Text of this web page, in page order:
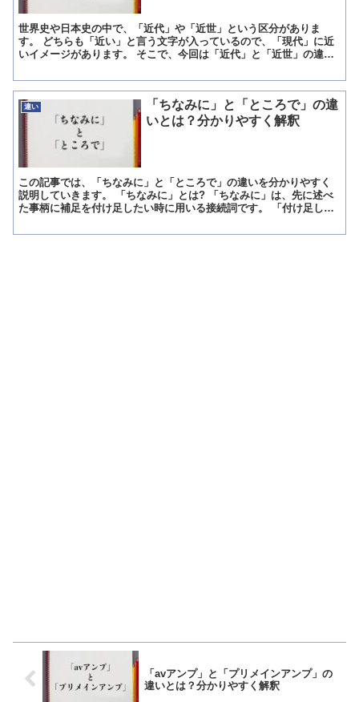
世界史や日本史の中で、「近代」や「近世」という区分がありま
す。 どちらも「近い」と言う文字が入っているので、「現代」に近
いイメージがあります。 そこで、今回は「近代」と「近世」の違い
違い
「ちなみに」と「ところで」の違
いとは？分かりやすく解釈
この記事では、「ちなみに」と「ところで」の違いを分かりやすく
説明していきます。 「ちなみに」とは? 「ちなみに」は、先に述べ
た事柄に補足を付け足したい時に用いる接続詞です。 「付け足して
「avアンプ」と「プリメインアンプ」の
違いとは？分かりやすく解釈